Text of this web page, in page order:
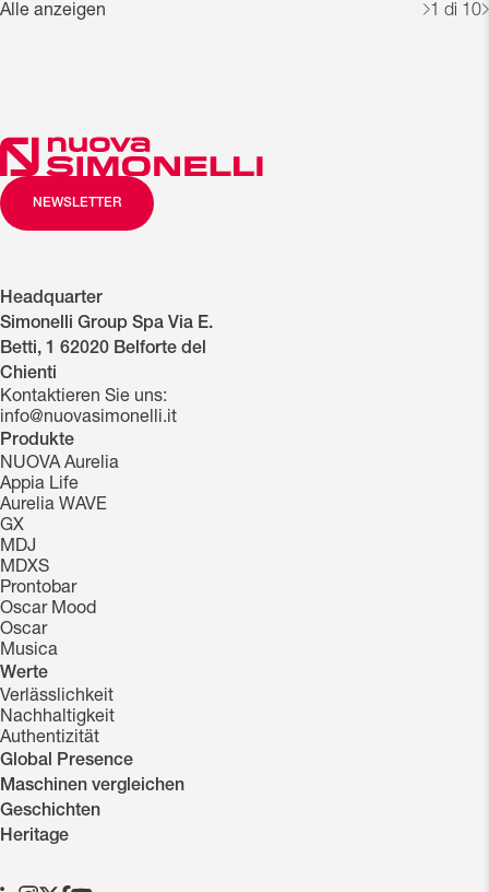
Alle anzeigen 1 di 10
NEWSLETTER
Headquarter
Simonelli Group Spa Via E.
Betti, 1 62020 Belforte del
Chienti
Kontaktieren Sie uns:
info@nuovasimonelli.it
Produkte
NUOVA Aurelia
Appia Life
Aurelia WAVE
GX
MDJ
MDXS
Prontobar
Oscar Mood
Oscar
Musica
Werte
Verlässlichkeit
Nachhaltigkeit
Authentizität
Global Presence
Maschinen vergleichen
Geschichten
Heritage